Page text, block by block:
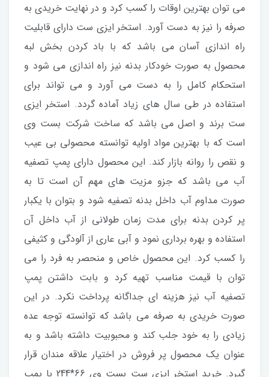
می توان بهترین اوقات را کسب کرد و در نهایت خریدی به
صرفه را نیز به دست آورد. استخر ایزی ست دارای قابلیت
راه اندازی آسان می باشد که با باد کردن بخش لبه
محصول به صورت خودکار بدنه نیز راه اندازی می شود و
استحکام کامل را به دست می آورد و می تواند برای
استفاده در طی سال های زیاد آماده گردد. استخر ایزی
ست برند و اصل می باشد که ساخت شرکت بست وی
است که با بهترین مواد اولیه توانسته محصولی بی عیب
و نقص را روانه بازار کند. این محصول دارای پمپ تصفیه
آب می باشد که جزو مزیت های مهم آن است تا به
صورت مداوم آب داخل بدنه تصفیه شود و بتوان با یکبار
پر کردن بدنه برای مدت زمان طولانی از آب داخل آن
استفاده و بهره برداری نمود و آبی عاری از آلودگی و کثیفی
را کسب کرد. این محصول خاص و منحصر به فرد را می
توان با قیمت مناسب تهیه کرد و بابت داشتن پمپ
تصفیه آب نیز هزینه ای جداگانه پرداخت نکرد. در این
صورت خریدی به صرفه می باشد که توانسته توجه عده
زیادی را به خود جلب کند و محبوبیت داشته باشد و به
عنوان یک محصول پر فروش در اختیار علاقه مندان قرار
گیرد. خرید استخر ایزی ست بست وی 66*244 با پمپ